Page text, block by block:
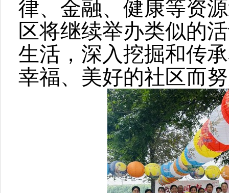
律、金融、健康等资
区将继续举办类似的
生活，深入挖掘和传
幸福、美好的社区而